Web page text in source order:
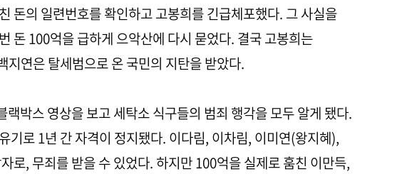
돈의 일련번호를 확인하고 고봉희를 긴급체포했다. 그 사실을
돈 100억을 급하게 으악산에 다시 묻었다. 결국 고봉희는
지연은 탈세범으로 온 국민의 지탄을 받았다.
랙박스 영상을 보고 세탁소 식구들의 범죄 행각을 모두 알게 됐다.
기로 1년 간 자격이 정지됐다. 이다림, 이차림, 이미연(왕지혜),
로, 무죄를 받을 수 있었다. 하지만 100억을 실제로 훔친 이만득,